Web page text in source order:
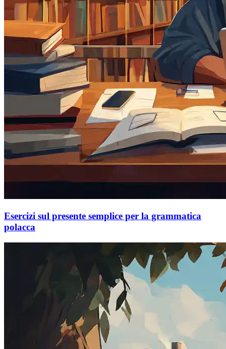
Esercizi sul presente semplice per la grammatica
polacca